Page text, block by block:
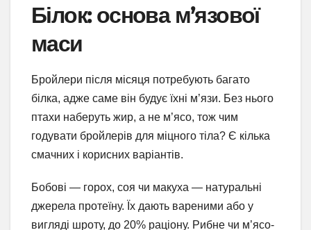
Білок: основа м’язової
маси
Бройлери після місяця потребують багато
білка, адже саме він будує їхні м’язи. Без нього
птахи наберуть жир, а не м’ясо, тож чим
годувати бройлерів для міцного тіла? Є кілька
смачних і корисних варіантів.
Бобові — горох, соя чи макуха — натуральні
джерела протеїну. Їх дають вареними або у
вигляді шроту, до 20% раціону. Рибне чи м’ясо-